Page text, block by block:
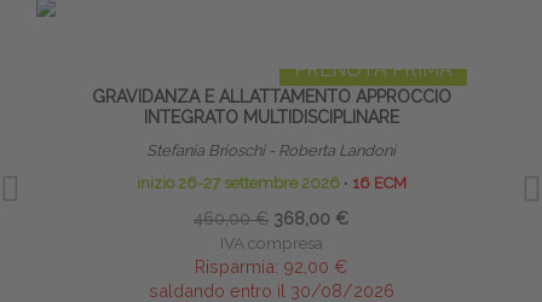
PRENOTA PRIMA
GRAVIDANZA E ALLATTAMENTO APPROCCIO
INTEGRATO MULTIDISCIPLINARE
Stefania Brioschi - Roberta Landoni
inizio 26-27 settembre 2026 ∙ 16 ECM
460,00 € 368,00 €
IVA compresa
Risparmia: 92,00 €
saldando entro il 30/08/2026